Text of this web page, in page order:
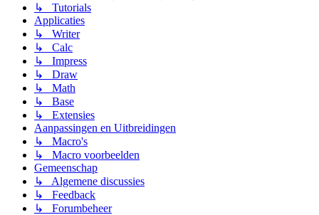
↳ Tutorials
Applicaties
↳ Writer
↳ Calc
↳ Impress
↳ Draw
↳ Math
↳ Base
↳ Extensies
Aanpassingen en Uitbreidingen
↳ Macro's
↳ Macro voorbeelden
Gemeenschap
↳ Algemene discussies
↳ Feedback
↳ Forumbeheer